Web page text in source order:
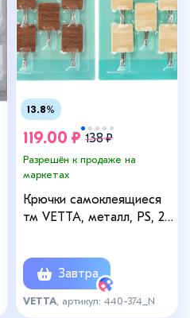
13.8%
119.00 ₽ 138 ₽
Разрешён к продаже на
маркетах
Крючки самоклеящиеся
тм VETTA, металл, PS, 2
Завтра
VETTA , артикул: 440-374_N